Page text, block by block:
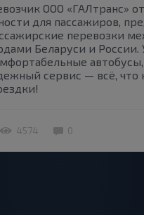
ООО «ГАЛтранс»
для пассажиров,
перевозки
Беларуси и России.
сервис — всё, что
4574 0